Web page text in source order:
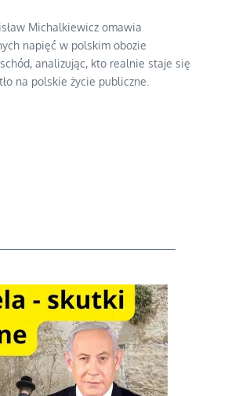
Michalkiewicz omawia
napięć w polskim obozie
analizując, kto realnie staje się
na polskie życie publiczne.